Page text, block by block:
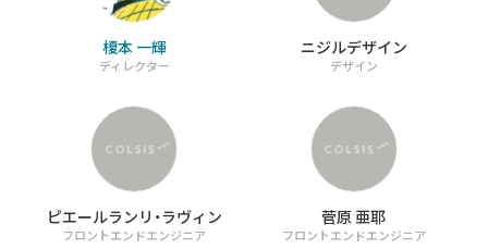
技術ブログ
技術ブログ
理解しやすいコード」を書くための実践
榎本 一輝
ディレクター
ニジルデザイン
デザイン
ピエールランリ・ラヴィン
フロントエンドエンジニア
菅原 亜耶
フロントエンドエンジニア